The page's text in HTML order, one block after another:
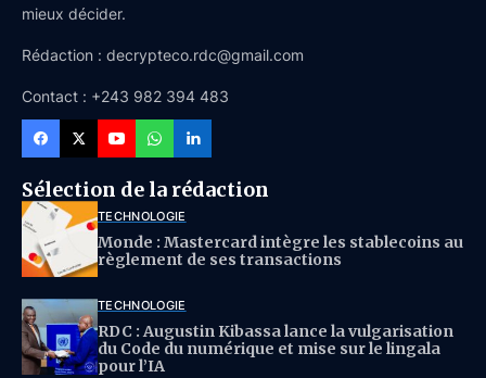
mieux décider.
Rédaction : decrypteco.rdc@gmail.com
Contact : +243 982 394 483
Sélection de la rédaction
TECHNOLOGIE
Monde : Mastercard intègre les stablecoins au
règlement de ses transactions
TECHNOLOGIE
RDC : Augustin Kibassa lance la vulgarisation
du Code du numérique et mise sur le lingala
pour l’IA